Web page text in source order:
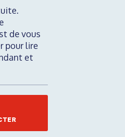
de vous
pour lire
et